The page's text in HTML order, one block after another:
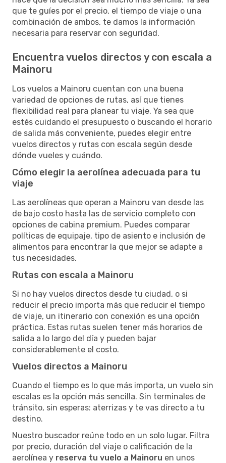
que te guíes por el precio, el tiempo de viaje o una
combinación de ambos, te damos la información
necesaria para reservar con seguridad.
Encuentra vuelos directos y con escala a
Mainoru
Los vuelos a Mainoru cuentan con una buena
variedad de opciones de rutas, así que tienes
flexibilidad real para planear tu viaje. Ya sea que
estés cuidando el presupuesto o buscando el horario
de salida más conveniente, puedes elegir entre
vuelos directos y rutas con escala según desde
dónde vueles y cuándo.
Cómo elegir la aerolínea adecuada para tu
viaje
Las aerolíneas que operan a Mainoru van desde las
de bajo costo hasta las de servicio completo con
opciones de cabina premium. Puedes comparar
políticas de equipaje, tipo de asiento e inclusión de
alimentos para encontrar la que mejor se adapte a
tus necesidades.
Rutas con escala a Mainoru
Si no hay vuelos directos desde tu ciudad, o si
reducir el precio importa más que reducir el tiempo
de viaje, un itinerario con conexión es una opción
práctica. Estas rutas suelen tener más horarios de
salida a lo largo del día y pueden bajar
considerablemente el costo.
Vuelos directos a Mainoru
Cuando el tiempo es lo que más importa, un vuelo sin
escalas es la opción más sencilla. Sin terminales de
tránsito, sin esperas: aterrizas y te vas directo a tu
destino.
Nuestro buscador reúne todo en un solo lugar. Filtra
por precio, duración del viaje o calificación de la
aerolínea y reserva tu vuelo a Mainoru en unos